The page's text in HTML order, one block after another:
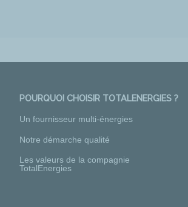
POURQUOI CHOISIR TOTALENERGIES ?
Un fournisseur multi-énergies
Notre démarche qualité
Les valeurs de la compagnie
TotalEnergies